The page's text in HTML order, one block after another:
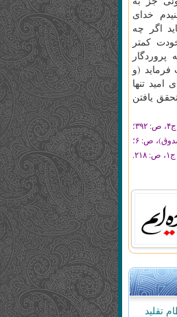
خداى
اگر چه
كمتر
فرمايد (و
اميد تنها
يافتن
ص: ۶؛
تقلید